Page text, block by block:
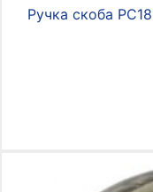
Ручка скоба